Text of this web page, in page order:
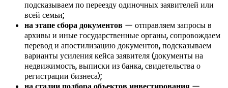
подсказываем по переезду одиночных заявителей или
всей семьи;
на этапе сбора документов — отправляем запросы в
архивы и иные государственные органы, сопровождаем
перевод и апостилизацию документов, подсказываем
варианты усиления кейса заявителя (документы на
недвижимость, выписки из банка, свидетельства о
регистрации бизнеса);
на стадии подбора объектов инвестирования —